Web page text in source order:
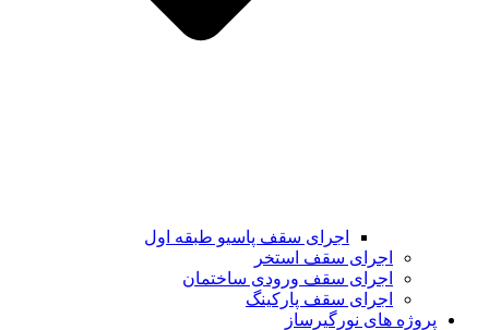
اجرای سقف پاسیو طبقه اول
اجرای سقف استخر
اجرای سقف ورودی ساختمان
اجرای سقف پارکینگ
پروژه های نورگیرساز